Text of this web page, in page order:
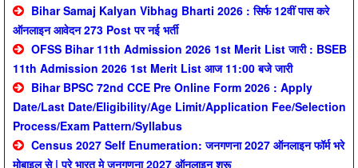
Bihar Samaj Kalyan Vibhag Bharti 2026 : सिर्फ 12वीं पास करे
ऑनलाइन आवेदन 273 Post पर नई भर्ती
OFSS Bihar 11th Admission 2026 1st Merit List जारी : BSEB
11th Admission 2026 1st Merit List आज 11:00 बजे जारी
Bihar BPSC 72nd CCE Pre Online Form 2026 : Apply
Date/Last Date/Eligibility/Age Limit/Application Fee/Selection
Process/Exam Pattern/Syllabus
Census 2027 Self Enumeration: जनगणना 2027 ऑनलाइन फॉर्म भरे
मोबाइल से | पूरे भारत मे जनगणना 2027 ऑनलाइन शुरू